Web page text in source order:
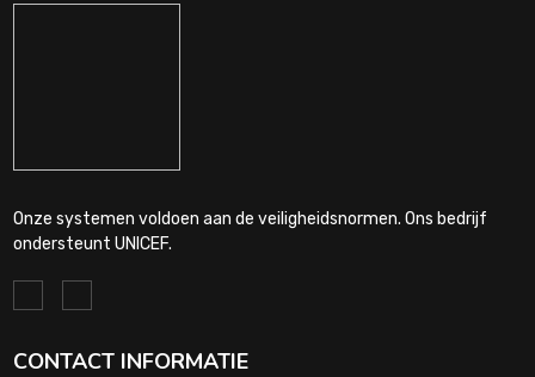
Onze systemen voldoen aan de veiligheidsnormen. Ons bedrijf
ondersteunt UNICEF.
CONTACT INFORMATIE